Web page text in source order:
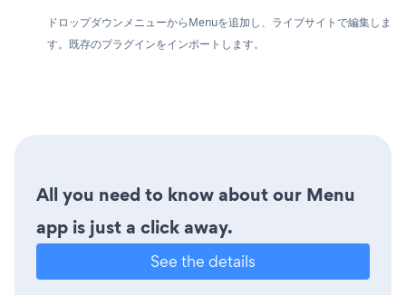
ドロップダウンメニューからMenuを追加し、ライブサイトで編集しま
す。既存のプラグインをインポートします。
All you need to know about our Menu
app is just a click away.
See the details